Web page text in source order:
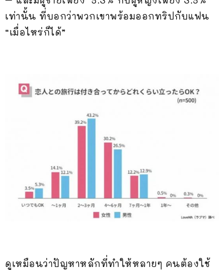
เท่านั้น ที่บอกว่าพวกเขาพร้อมออกทริปกับแฟน
“เมื่อไหร่ก็ได้”
ดูเหมือนว่าปัญหาหลักที่ทำให้หลายๆ คนต้องใช้